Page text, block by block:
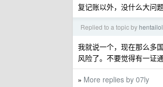
复记账以外，没什么大问
Replied to a topic by
我就说一个，现在那么多
风险了。不要觉得有一证
» More replies by 07ly